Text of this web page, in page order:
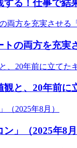
る！仕事で結
トの両方を充
観と、20年前に
」（2025年8月